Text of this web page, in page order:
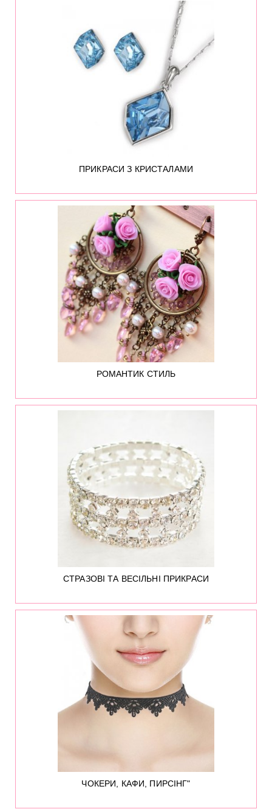
242
ПРИКРАСИ З КРИСТАЛАМИ
157
РОМАНТИК СТИЛЬ
17
СТРАЗОВІ ТА ВЕСІЛЬНІ ПРИКРАСИ
42
ЧОКЕРИ, КАФИ, ПИРСІНГ"